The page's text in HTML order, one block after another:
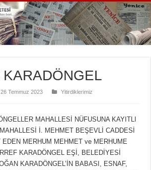
26 Temmuz 2023
Yitirdiklerimiz
MAHALLESİ NÜFUSUNA KAYITLI
İ. MEHMET BEŞEVLİ CADDESİ
EDEN MERHUM MEHMET ve MERHUME
KARADÖNGEL EŞİ, BELEDİYESİ
KARADÖNGEL’İN BABASI, ESNAF,